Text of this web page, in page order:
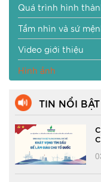
Quá trình hình
Tầm nhìn và sứ
Video giới thiệu
Hình ảnh
TIN NỔI BẬT